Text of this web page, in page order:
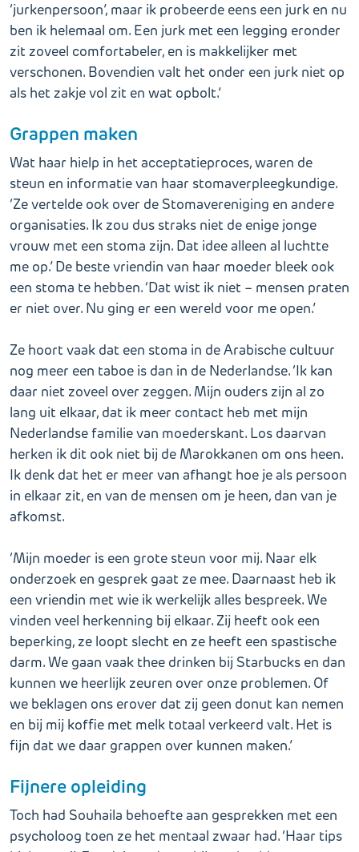
‘jurkenpersoon’, maar ik probeerde eens een jurk en nu
ben ik helemaal om. Een jurk met een legging eronder
zit zoveel comfortabeler, en is makkelijker met
verschonen. Bovendien valt het onder een jurk niet op
als het zakje vol zit en wat opbolt.’
Grappen maken
Wat haar hielp in het acceptatieproces, waren de
steun en informatie van haar stomaverpleegkundige.
‘Ze vertelde ook over de Stomavereniging en andere
organisaties. Ik zou dus straks niet de enige jonge
vrouw met een stoma zijn. Dat idee alleen al luchtte
me op.’ De beste vriendin van haar moeder bleek ook
een stoma te hebben. ‘Dat wist ik niet – mensen praten
er niet over. Nu ging er een wereld voor me open.’
Ze hoort vaak dat een stoma in de Arabische cultuur
nog meer een taboe is dan in de Nederlandse. ‘Ik kan
daar niet zoveel over zeggen. Mijn ouders zijn al zo
lang uit elkaar, dat ik meer contact heb met mijn
Nederlandse familie van moederskant. Los daarvan
herken ik dit ook niet bij de Marokkanen om ons heen.
Ik denk dat het er meer van afhangt hoe je als persoon
in elkaar zit, en van de mensen om je heen, dan van je
afkomst.
‘Mijn moeder is een grote steun voor mij. Naar elk
onderzoek en gesprek gaat ze mee. Daarnaast heb ik
een vriendin met wie ik werkelijk alles bespreek. We
vinden veel herkenning bij elkaar. Zij heeft ook een
beperking, ze loopt slecht en ze heeft een spastische
darm. We gaan vaak thee drinken bij Starbucks en dan
kunnen we heerlijk zeuren over onze problemen. Of
we beklagen ons erover dat zij geen donut kan nemen
en bij mij koffie met melk totaal verkeerd valt. Het is
fijn dat we daar grappen over kunnen maken.’
Fijnere opleiding
Toch had Souhaila behoefte aan gesprekken met een
psycholoog toen ze het mentaal zwaar had. ‘Haar tips